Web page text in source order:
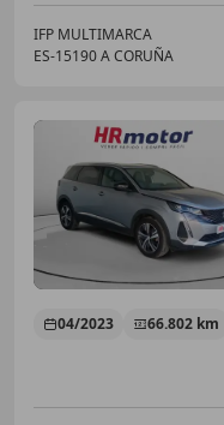
IFP MULTIMARCA
ES-15190 A CORUÑA
04/2023 66.802 km